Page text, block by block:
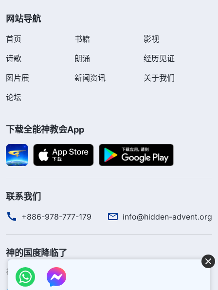
网站导航
首页 书籍
影视
诗歌
朗诵
经历见证
图片展
新闻资讯
关于我们
论坛
下载全能神教会App
联系我们
+886-978-777-179 info@hidden-advent.org
神的国度降临了
神的国度已经降临在人间！你想进入神的国度吗？